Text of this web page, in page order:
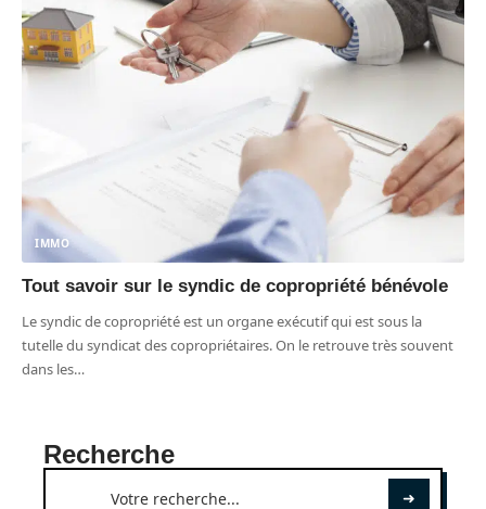
IMMO
Tout savoir sur le syndic de copropriété bénévole
Le syndic de copropriété est un organe exécutif qui est sous la
tutelle du syndicat des copropriétaires. On le retrouve très souvent
dans les…
Recherche